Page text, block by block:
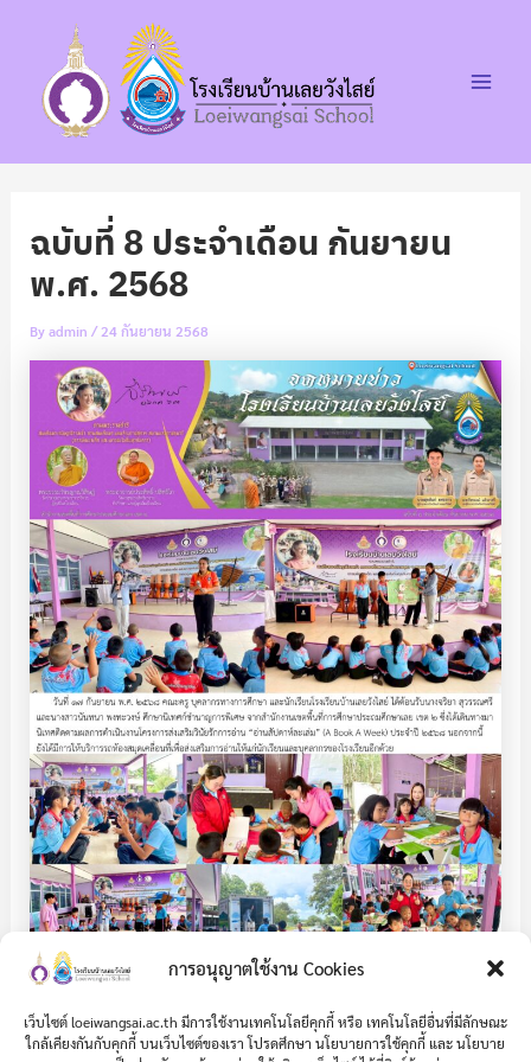
การอนุญาตใช้งาน Cookies
เว็บไซต์ loeiwangsai.ac.th มีการใช้งานเทคโนโลยีคุกกี้ หรือ เทคโนโลยีอื่นที่มีลักษณะ
ใกล้เคียงกันกับคุกกี้ บนเว็บไซต์ของเรา โปรดศึกษา นโยบายการใช้คุกกี้ และ นโยบาย
content
ฉบับที่ 8 ประจำเดือน กันยายน
พ.ศ. 2568
Byadmin /24 กันยายน 2568
navigation